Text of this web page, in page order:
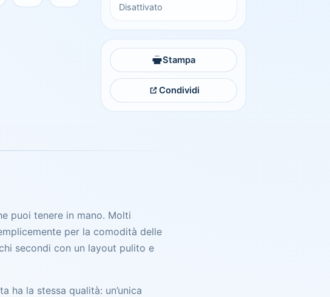
Disattivato
Stampa
Condividi
puoi tenere in mano. Molti
per la comodità delle
secondi con un layout pulito e
ha la stessa qualità: un’unica